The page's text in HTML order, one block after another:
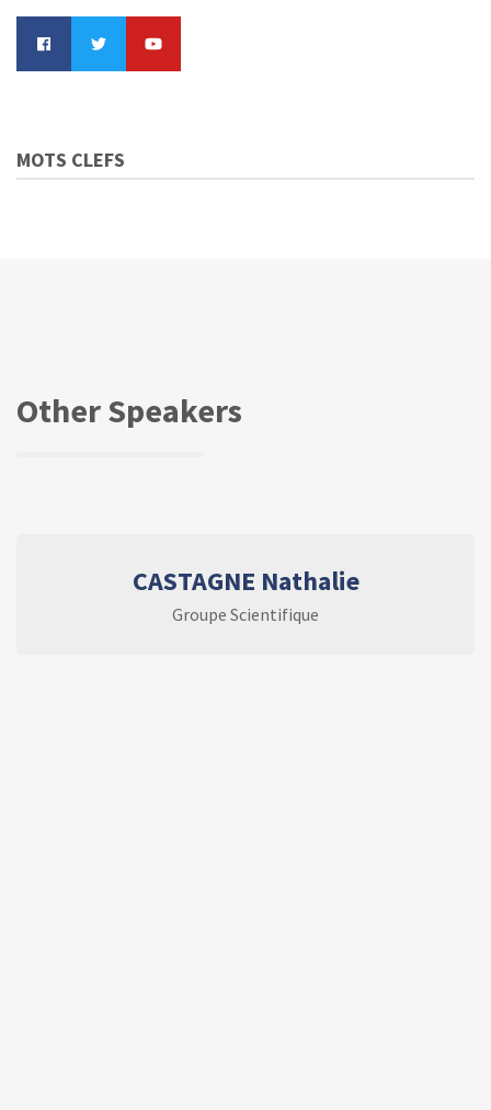
MOTS CLEFS
Other Speakers
CASTAGNE Nathalie
Groupe Scientifique